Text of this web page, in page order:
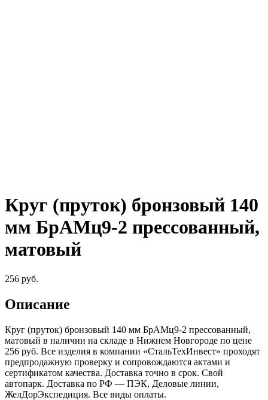
Круг (пруток) бронзовый 140
мм БрАМц9-2 прессованный,
матовый
256 руб.
Описание
Круг (пруток) бронзовый 140 мм БрАМц9-2 прессованный,
матовый в наличии на складе в Нижнем Новгороде по цене
256 руб. Все изделия в компании «СтальТехИнвест» проходят
предпродажную проверку и сопровождаются актами и
сертификатом качества. Доставка точно в срок. Свой
автопарк. Доставка по РФ — ПЭК, Деловые линии,
ЖелДорЭкспедиция. Все виды оплаты.